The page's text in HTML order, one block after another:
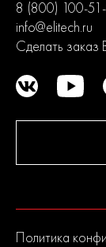
8 (800) 100-
info@elitech.ru
Сделать заказ
Политика